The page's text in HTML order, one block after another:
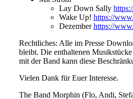
Lay Down Sally
Wake Up! https://
Dezemberhttps://
Rechtliches: Alle im Presse
bleibt. Die enthaltenen
mit der Band kann diese
Vielen Dank für Euer Interesse.
The Band Morphin (Flo, Andi,